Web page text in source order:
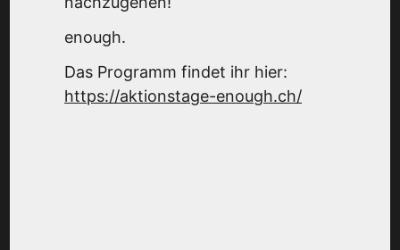
enough.
Das Programm findet ihr hier:
https://aktionstage-enough.ch/